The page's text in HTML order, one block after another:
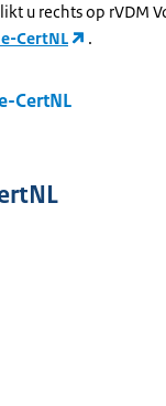
u rechts op rVDM
CertNL .
CertNL